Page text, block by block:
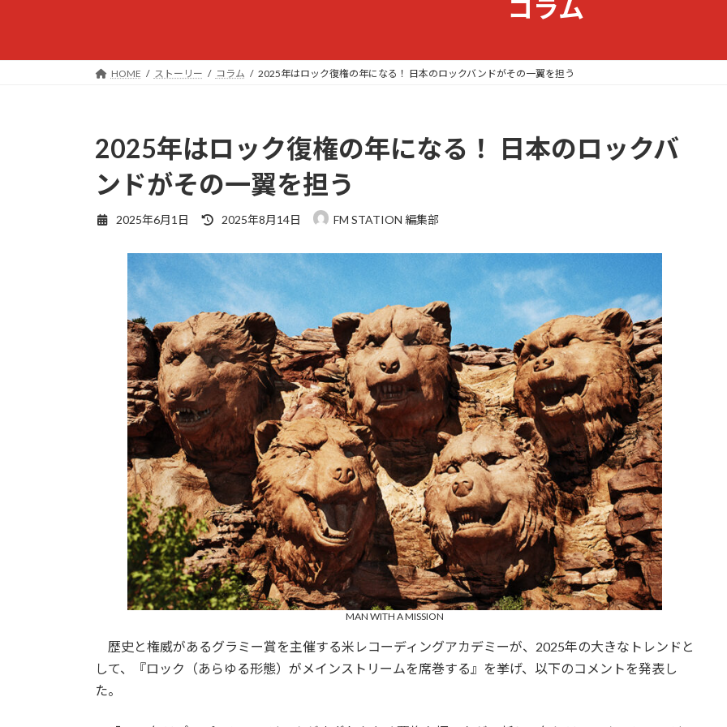
コラム
HOME ストーリー コラム 2025年はロック復権の年になる！ 日本のロックバンドがその一翼を担う
2025年はロック復権の年になる！ 日本のロックバ
ンドがその一翼を担う
2025年6月1日
最
新
日
時
:
2025年8月14日 FM STATION 編集部
MAN WITH A MISSION
歴史と権威があるグラミー賞を主催する米レコーディングアカデミーが、2025年の大きなトレンドと
して、『ロック（あらゆる形態）がメインストリームを席巻する』を挙げ、以下のコメントを発表し
た。